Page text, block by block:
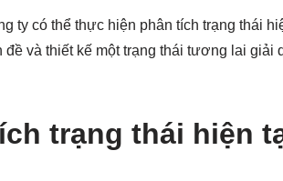
ty có thể thực hiện phân tích trạng thái
đề và thiết kế một trạng thái tương lai
trạng thái hiện